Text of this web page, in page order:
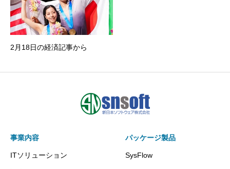
2月18日の経済記事から
事業内容
ITソリューション
パッケージ製品
SysFlow